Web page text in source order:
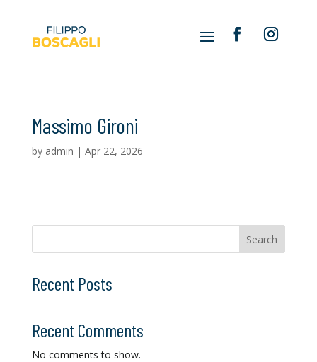
Massimo Gironi
by admin | Apr 22, 2026
Search
Recent Posts
Recent Comments
No comments to show.